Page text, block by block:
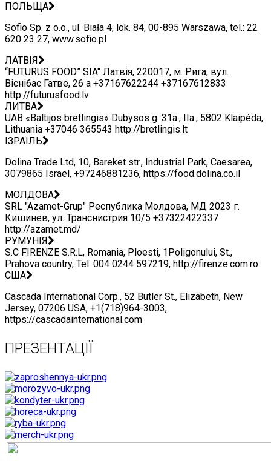
ПОЛЬЩА
Sofio Sp. z o.o., ul. Biała 4, lok. 84, 00-895 Warszawa, tel.: 22
620 23 27, www.sofio.pl
ЛАТВІЯ
“FUTURUS FOOD” SIA" Латвія, 220017, м. Рига, вул.
Вієнібас Гатве, 26 а +37167622244 +37167612833
http://futurusfood.lv
ЛИТВА
UAB «Baltijos bretlingis» Dubysos g. 31a., IIa., 5802 Klaipéda,
Lithuania +37046 365543 http://bretlingis.lt
ІЗРАЇЛЬ
Dolina Trade Ltd, 10, Bareket str., Industrial Park, Caesarea,
3079865 Israel, +97246881236, https://food.dolina.co.il
МОЛДОВА
SRL "Azamet-Grup" Республика Молдова, МД 2023 г.
Кишинев, ул. Транснистрия 10/5 +37322422337
http://azamet.md/
РУМУНІЯ
S.C FIRENZE S.R.L, Romania, Ploesti, 1Poligonului, St.,
Prahova country, Tel: 004 0244 597219, http://firenze.com.ro
США
Cascada International Corp., 52 Butler St., Elizabeth, New
Jersey, 07206 USA, +1(718)964-3003,
https://cascadainternational.com
ПРЕЗЕНТАЦІЇ